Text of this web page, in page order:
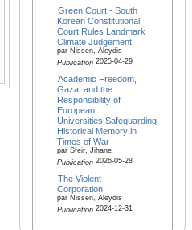
Green Court - South
Korean Constitutional
Court Rules Landmark
Climate Judgement
par Nissen, Aleydis
Publication2025-04-29
Academic Freedom,
Gaza, and the
Responsibility of
European
Universities:Safeguarding
Historical Memory in
Times of War
par Sfeir, Jihane
Publication2026-05-28
The Violent
Corporation
par Nissen, Aleydis
Publication2024-12-31